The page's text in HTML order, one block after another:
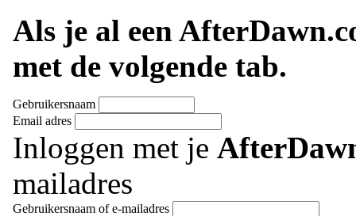
Als je al een
met de volgende tab.
Gebruikersnaam
Email adres
Inloggen met je
mailadres
Gebruikersnaam of e-mailadres